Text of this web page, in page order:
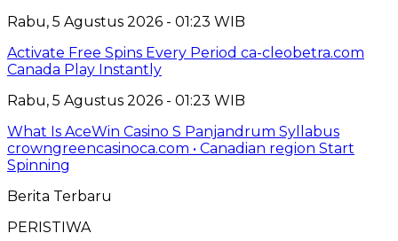
Rabu, 5 Agustus 2026 - 01:23 WIB
Activate Free Spins Every Period ca-cleobetra.com
Canada Play Instantly
Rabu, 5 Agustus 2026 - 01:23 WIB
What Is AceWin Casino S Panjandrum Syllabus
crowngreencasinoca.com • Canadian region Start
Spinning
Berita Terbaru
PERISTIWA